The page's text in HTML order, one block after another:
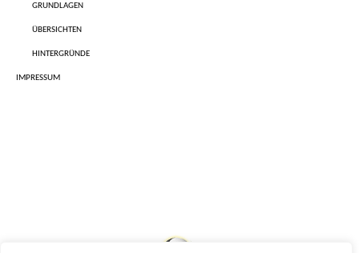
GRUNDLAGEN
ÜBERSICHTEN
HINTERGRÜNDE
IMPRESSUM